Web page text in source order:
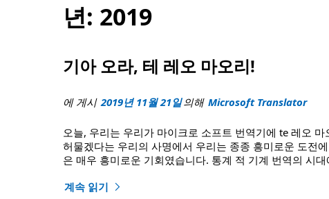
년: 2019
기아 오라, 테 레오 마오리!
에 게시 2019년 11월 21일의해 Microsoft Translator
오늘, 우리는 우리가 마이크로 소프트 번역기에 te 레오
허물겠다는 우리의 사명에서 우리는 종종 흥미로운 도전
은 매우 흥미로운 기회였습니다. 통계 적 기계 번역의 시
계속 읽기
"기아 오라, 테 레오 마오리!"